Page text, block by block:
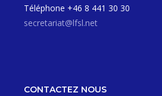
Téléphone +46 8 441 30 30
secretariat@lfsl.net
CONTACTEZ NOUS